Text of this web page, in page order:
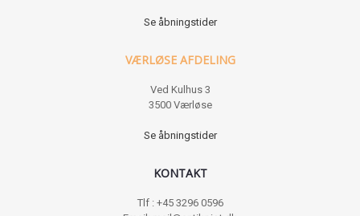
Se åbningstider
VÆRLØSE AFDELING
Ved Kulhus 3
3500 Værløse
Se åbningstider
KONTAKT
Tlf : +45 3296 0596